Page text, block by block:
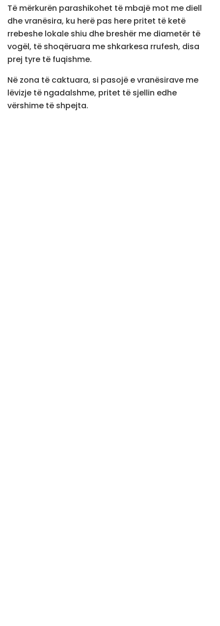
Të mërkurën parashikohet të mbajë mot me diell
dhe vranësira, ku herë pas here pritet të ketë
rrebeshe lokale shiu dhe breshër me diametër të
vogël, të shoqëruara me shkarkesa rrufesh, disa
prej tyre të fuqishme.
Në zona të caktuara, si pasojë e vranësirave me
lëvizje të ngadalshme, pritet të sjellin edhe
vërshime të shpejta.